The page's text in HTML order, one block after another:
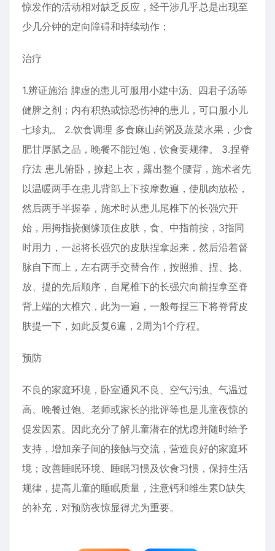
惊发作的活动相对缺乏反应，经干涉几乎总是出现至
少几分钟的定向障碍和持续动作；
治疗
1.辨证施治 脾虚的患儿可服用小建中汤、四君子汤等
健脾之剂；内有积热或惊恐伤神的患儿，可口服小儿
七珍丸。 2.饮食调理 多食麻山药粥及蔬菜水果，少食
肥甘厚腻之品，晚餐不能过饱，饮食要规律。 3.捏脊
疗法 患儿俯卧，撩起上衣，露出整个腰背，施术者先
以温暖两手在患儿背部上下按摩数遍，使肌肉放松，
然后两手半握拳，施术时从患儿尾椎下的长强穴开
始，用拇指挠侧缘顶住皮肤，食、中指前按，3指同
时用力，一起将长强穴的皮肤捏拿起来，然后沿着督
脉自下而上，左右两手交替合作，按照推、捏、捻、
放、提的先后顺序，自尾椎下的长强穴向前捏拿至脊
背上端的大椎穴，此为一遍，一般每捏三下将脊背皮
肤提一下，如此反复6遍，2周为1个疗程。
预防
不良的家庭环境，卧室通风不良、空气污浊、气温过
高、晚餐过饱、老师或家长的批评等也是儿童夜惊的
促发因素。因此充分了解儿童潜在的忧虑并随时给予
支持，增加亲子间的接触与交流，营造良好的家庭环
境；改善睡眠环境、睡眠习惯及饮食习惯，保持生活
规律，提高儿童的睡眠质量，注意钙和维生素D缺失
的补充，对预防夜惊显得尤为重要。